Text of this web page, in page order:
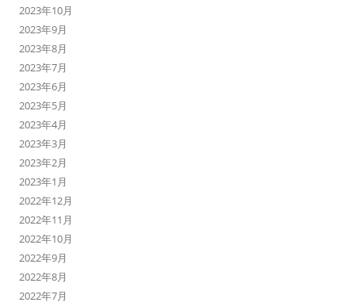
2023年10月
2023年9月
2023年8月
2023年7月
2023年6月
2023年5月
2023年4月
2023年3月
2023年2月
2023年1月
2022年12月
2022年11月
2022年10月
2022年9月
2022年8月
2022年7月